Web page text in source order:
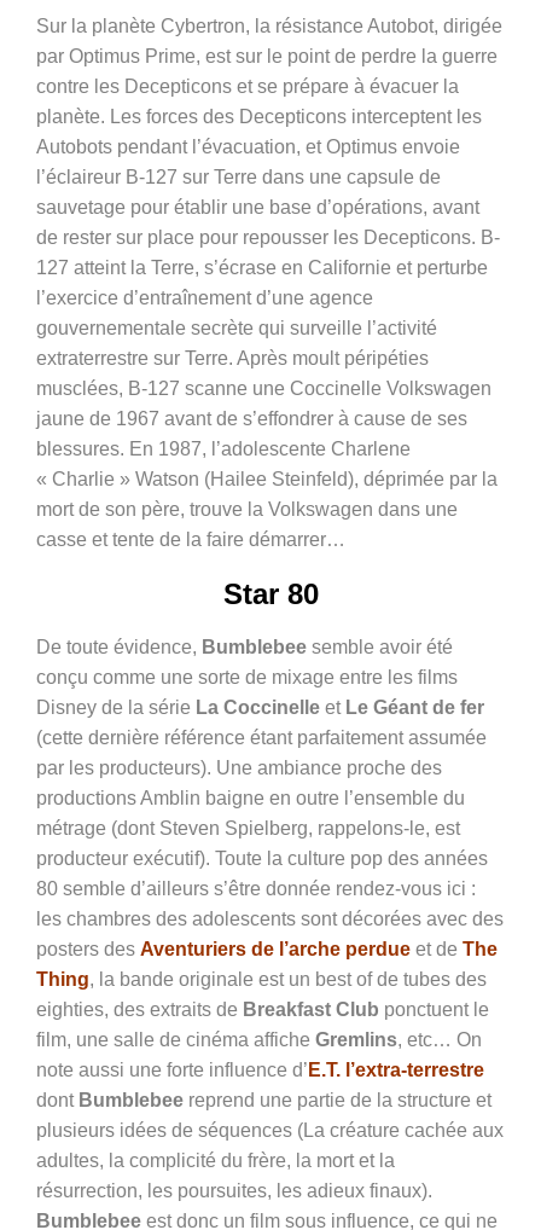
Sur la planète Cybertron, la résistance Autobot, dirigée
par Optimus Prime, est sur le point de perdre la guerre
contre les Decepticons et se prépare à évacuer la
planète. Les forces des Decepticons interceptent les
Autobots pendant l’évacuation, et Optimus envoie
l’éclaireur B-127 sur Terre dans une capsule de
sauvetage pour établir une base d’opérations, avant
de rester sur place pour repousser les Decepticons. B-
127 atteint la Terre, s’écrase en Californie et perturbe
l’exercice d’entraînement d’une agence
gouvernementale secrète qui surveille l’activité
extraterrestre sur Terre. Après moult péripéties
musclées, B-127 scanne une Coccinelle Volkswagen
jaune de 1967 avant de s’effondrer à cause de ses
blessures. En 1987, l’adolescente Charlene
« Charlie » Watson (Hailee Steinfeld), déprimée par la
mort de son père, trouve la Volkswagen dans une
casse et tente de la faire démarrer…
Star 80
De toute évidence, Bumblebee semble avoir été
conçu comme une sorte de mixage entre les films
Disney de la série La Coccinelle et Le Géant de fer
(cette dernière référence étant parfaitement assumée
par les producteurs). Une ambiance proche des
productions Amblin baigne en outre l’ensemble du
métrage (dont Steven Spielberg, rappelons-le, est
producteur exécutif). Toute la culture pop des années
80 semble d’ailleurs s’être donnée rendez-vous ici :
les chambres des adolescents sont décorées avec des
posters des Aventuriers de l’arche perdue et de The
Thing, la bande originale est un best of de tubes des
eighties, des extraits de Breakfast Club ponctuent le
film, une salle de cinéma affiche Gremlins, etc… On
note aussi une forte influence d’ E.T. l’extra-terrestre
dont Bumblebee reprend une partie de la structure et
plusieurs idées de séquences (La créature cachée aux
adultes, la complicité du frère, la mort et la
résurrection, les poursuites, les adieux finaux).
Bumblebee est donc un film sous influence, ce qui ne